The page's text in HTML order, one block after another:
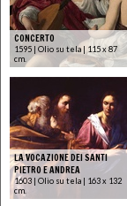
CONCERTO
1595 | Olio su tela | 115 x 87
cm.
LA VOCAZIONE DEI SANTI
PIETRO E ANDREA
1603 | Olio su tela | 163 x 132
cm.